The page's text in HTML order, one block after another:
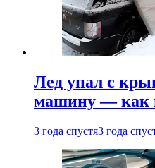
Лед упал с
машину — как
3 года спустя3 года